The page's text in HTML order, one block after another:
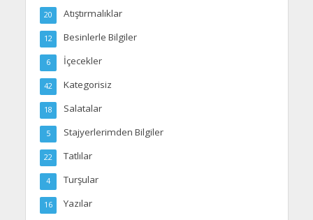
Atıştırmalıklar
20
Besinlerle Bilgiler
12
İçecekler
6
Kategorisiz
42
Salatalar
18
Stajyerlerimden Bilgiler
5
Tatlılar
22
Turşular
4
Yazılar
16